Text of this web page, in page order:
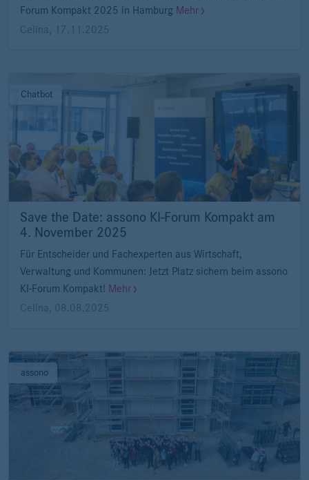
Forum Kompakt 2025 in Hamburg Mehr
Celina
17.11.2025
Chatbot
Save the Date: assono KI-Forum Kompakt am
4. November 2025
Für Entscheider und Fachexperten aus Wirtschaft,
Verwaltung und Kommunen: Jetzt Platz sichern beim assono
KI-Forum Kompakt! Mehr
Celina
08.08.2025
assono